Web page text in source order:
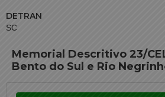
DETRAN
SC
Memorial Descritivo 23/
Bento do Sul e Rio